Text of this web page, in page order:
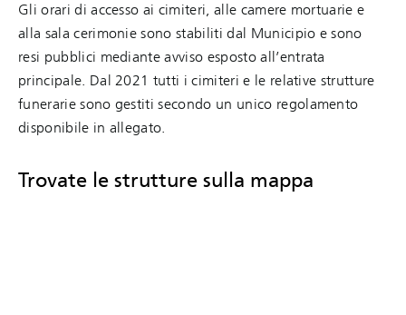
Gli orari di accesso ai cimiteri, alle camere mortuarie e
alla sala cerimonie sono stabiliti dal Municipio e sono
resi pubblici mediante avviso esposto all’entrata
principale. Dal 2021 tutti i cimiteri e le relative strutture
funerarie sono gestiti secondo un unico regolamento
disponibile in allegato.
Trovate le strutture sulla mappa